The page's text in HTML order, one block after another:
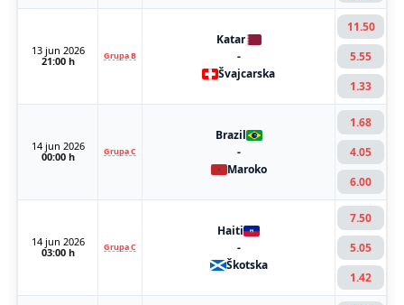
13 jun 2026
21:00 h
Grupa B
Katar
-
Švajcarska
11.50
5.55
1.33
14 jun 2026
00:00 h
Grupa C
Brazil
-
Maroko
1.68
4.05
6.00
14 jun 2026
03:00 h
Grupa C
Haiti
-
Škotska
7.50
5.05
1.42